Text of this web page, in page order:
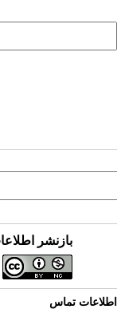
بازنشر
اطلاعات تماس